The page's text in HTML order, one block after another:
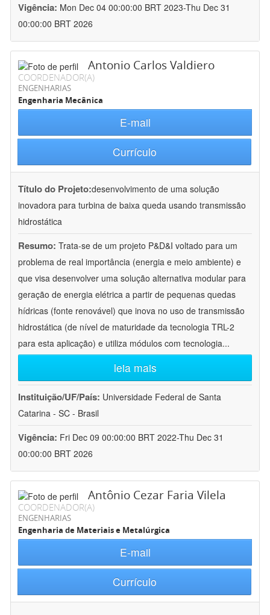
Vigência: Mon Dec 04 00:00:00 BRT 2023-Thu Dec 31
00:00:00 BRT 2026
Antonio Carlos Valdiero
COORDENADOR(A)
ENGENHARIAS
Engenharia Mecânica
E-mail
Currículo
Título do Projeto:desenvolvimento de uma solução
inovadora para turbina de baixa queda usando transmissão
hidrostática
Resumo: Trata-se de um projeto P&D&I voltado para um
problema de real importância (energia e meio ambiente) e
que visa desenvolver uma solução alternativa modular para
geração de energia elétrica a partir de pequenas quedas
hídricas (fonte renovável) que inova no uso de transmissão
hidrostática (de nível de maturidade da tecnologia TRL-2
para esta aplicação) e utiliza módulos com tecnologia...
leia mais
Instituição/UF/País: Universidade Federal de Santa
Catarina - SC - Brasil
Vigência: Fri Dec 09 00:00:00 BRT 2022-Thu Dec 31
00:00:00 BRT 2026
Antônio Cezar Faria Vilela
COORDENADOR(A)
ENGENHARIAS
Engenharia de Materiais e Metalúrgica
E-mail
Currículo